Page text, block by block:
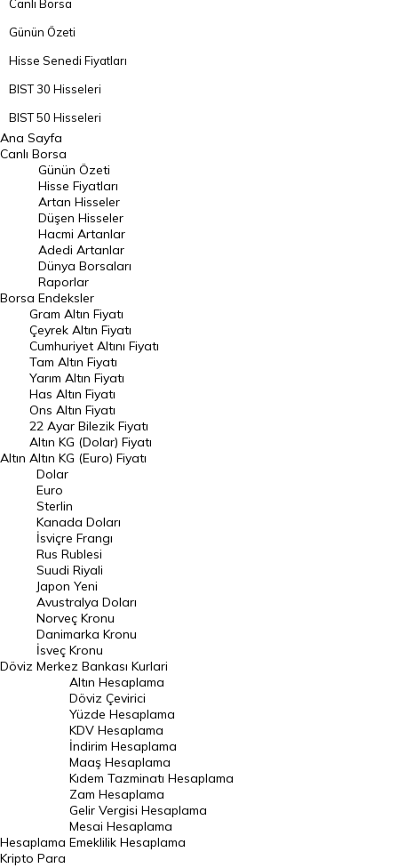
Canlı Borsa
Günün Özeti
Hisse Senedi Fiyatları
BIST 30 Hisseleri
BIST 50 Hisseleri
BIST 100 Hisseleri
En Çok Artan Hisseler
En Çok Düşen Hisseler
Hacmi Artanlar
Geçmiş Kapanışlar
Dünya Borsaları
Raporlar
Endeksler
DÖVİZ
Döviz Kuru
Dolar Kuru
Euro Kuru
Pound Kuru
Frank Kuru
Riyal Kuru
Avustralya Doları
Danimarka Kronu Kuru
Kanada Doları Kuru
Norveç Kronu Kuru
İsveç Kronu Kuru
Japon Yeni Kuru
Serbest Piyasa Döviz Kurları
Merkez Bankası Döviz Kurları
Altın Fiyatları
Ana Sayfa
Canlı Borsa
Borsa
Günün Özeti
Hisse Fiyatları
Artan Hisseler
Düşen Hisseler
Hacmi Artanlar
Adedi Artanlar
Dünya Borsaları
Raporlar
Endeksler
Altın
Gram Altın Fiyatı
Çeyrek Altın Fiyatı
Cumhuriyet Altını Fiyatı
Tam Altın Fiyatı
Yarım Altın Fiyatı
Has Altın Fiyatı
Ons Altın Fiyatı
22 Ayar Bilezik Fiyatı
Altın KG (Dolar) Fiyatı
Altın KG (Euro) Fiyatı
Döviz
Dolar
Euro
Sterlin
Kanada Doları
İsviçre Frangı
Rus Rublesi
Suudi Riyali
Japon Yeni
Avustralya Doları
Norveç Kronu
Danimarka Kronu
İsveç Kronu
Merkez Bankası Kurlari
Hesaplama
Altın Hesaplama
Döviz Çevirici
Yüzde Hesaplama
KDV Hesaplama
İndirim Hesaplama
Maaş Hesaplama
Kıdem Tazminatı Hesaplama
Zam Hesaplama
Gelir Vergisi Hesaplama
Mesai Hesaplama
Emeklilik Hesaplama
Kripto Para